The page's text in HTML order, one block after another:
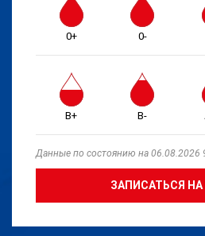
0+ 0-
B+ B-
Данные по состоянию на 06.08.2026
ЗАПИСАТЬСЯ